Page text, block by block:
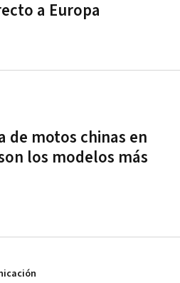
a Europa
de motos chinas en
los modelos más